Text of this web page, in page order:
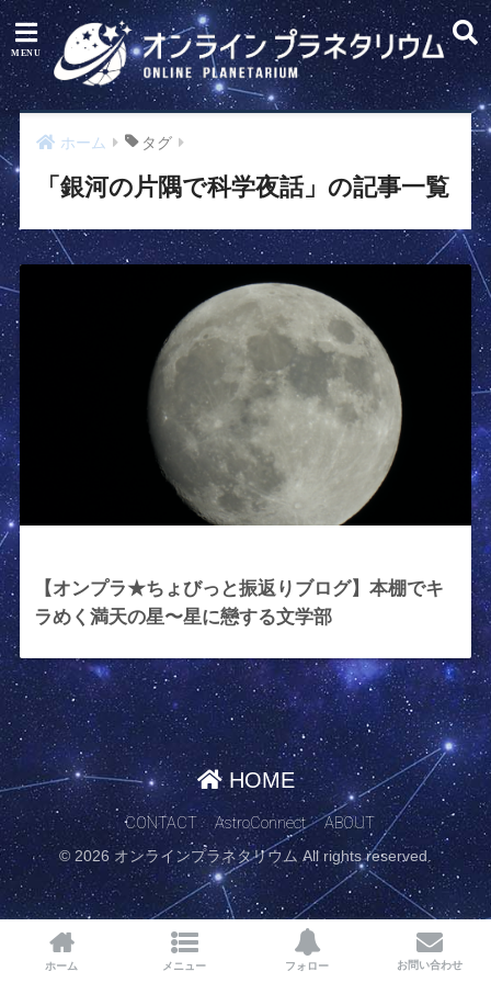
ホーム タグ
「銀河の片隅で科学夜話」の記事一覧
【オンプラ★ちょびっと振返りブログ】本棚でキ
ラめく満天の星〜星に戀する文学部
HOME
CONTACT AstroConnect ABOUT
© 2026 オンラインプラネタリウム All rights reserved.
ホーム メニュー フォロー お問い合わせ